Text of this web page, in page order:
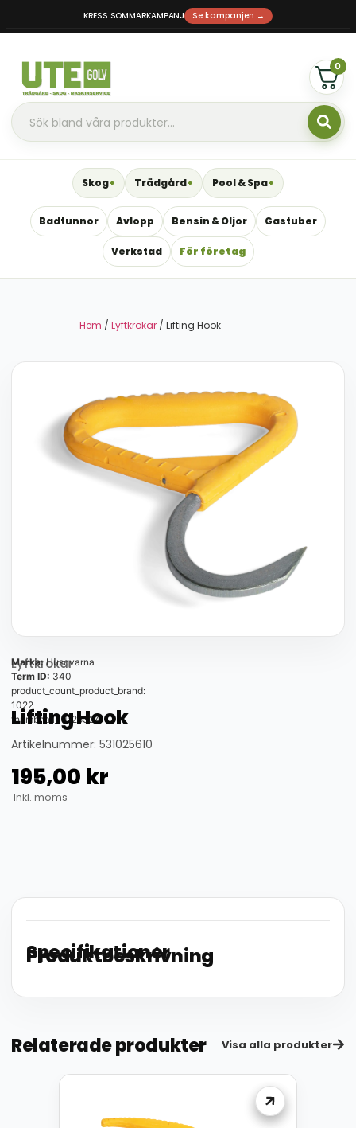
KRESS SOMMARKAMPANJ Se kampanjen →
0
Skog Trädgård Pool & Spa
Badtunnor Avlopp Bensin & Oljor Gastuber
Verkstad För företag
Hem / Lyftkrokar / Lifting Hook
Lyftkrokar
Marka:Husqvarna
Term ID: 340
product_count_product_brand:
1022
thumbnail_id: 25324
Lifting Hook
Artikelnummer: 531025610
195,00 kr
Inkl. moms
Produktbeskrivning
Specifikationer
Relaterade produkter Visa alla produkter